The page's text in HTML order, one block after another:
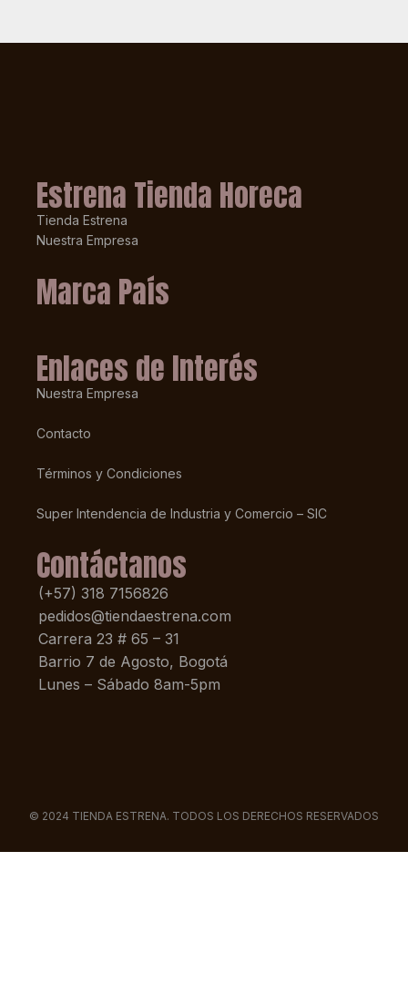
Estrena Tienda Horeca
Tienda Estrena
Nuestra Empresa
Marca País
Enlaces de Interés
Nuestra Empresa
Contacto
Términos y Condiciones
Super Intendencia de Industria y Comercio – SIC
Contáctanos
(+57) 318 7156826
pedidos@tiendaestrena.com
Carrera 23 # 65 – 31
Barrio 7 de Agosto, Bogotá
Lunes – Sábado 8am-5pm
© 2024 TIENDA ESTRENA. TODOS LOS DERECHOS RESERVADOS